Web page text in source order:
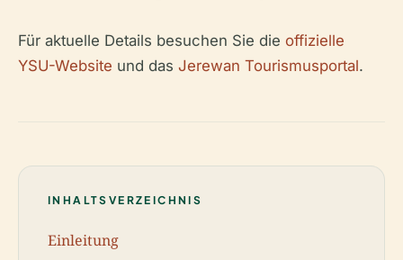
Für aktuelle Details besuchen Sie die offizielle
YSU-Website und das Jerewan Tourismusportal.
INHALTSVERZEICHNIS
Einleitung